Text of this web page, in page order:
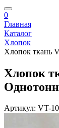
0
Главная
Каталог
Хлопок
Хлопок ткань
Хлопок
Артикул: VT-